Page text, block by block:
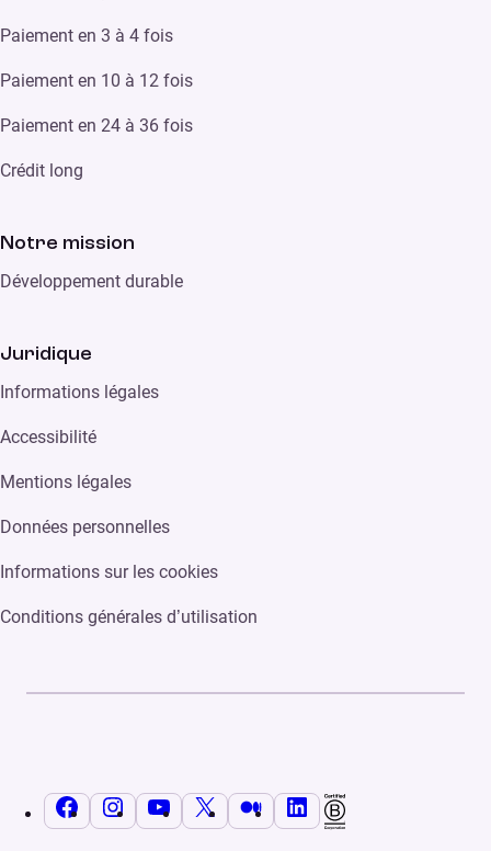
Paiement en 3 à 4 fois
Paiement en 10 à 12 fois
Paiement en 24 à 36 fois
Crédit long
Notre mission
Développement durable
Juridique
Informations légales
Accessibilité
Mentions légales
Données personnelles
Informations sur les cookies
Conditions générales d’utilisation
FacebookInstagramYouTube MediumLinkedIn